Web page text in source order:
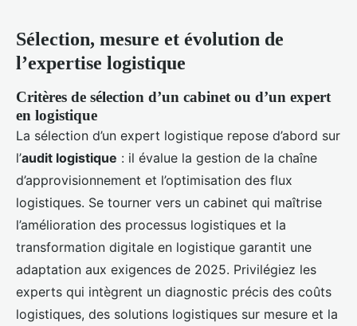
Sélection, mesure et évolution de
l’expertise logistique
Critères de sélection d’un cabinet ou d’un expert
en logistique
La sélection d’un expert logistique repose d’abord sur
l’audit logistique : il évalue la gestion de la chaîne
d’approvisionnement et l’optimisation des flux
logistiques. Se tourner vers un cabinet qui maîtrise
l’amélioration des processus logistiques et la
transformation digitale en logistique garantit une
adaptation aux exigences de 2025. Privilégiez les
experts qui intègrent un diagnostic précis des coûts
logistiques, des solutions logistiques sur mesure et la